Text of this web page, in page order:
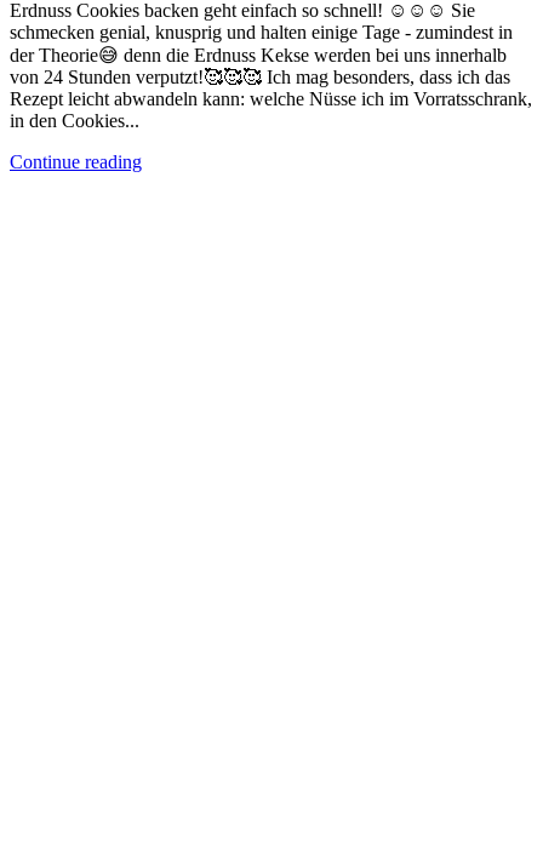
Erdnuss Cookies backen geht einfach so schnell! ☺️☺️☺️ Sie
schmecken genial, knusprig und halten einige Tage - zumindest in
der Theorie😅 denn die Erdnuss Kekse werden bei uns innerhalb
von 24 Stunden verputzt!🥰🥰🥰 Ich mag besonders, dass ich das
Rezept leicht abwandeln kann: welche Nüsse ich im Vorratsschrank,
in den Cookies...
Continue reading